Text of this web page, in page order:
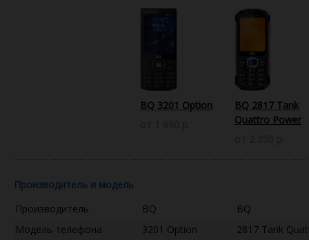
BQ 3201 Option
BQ 2817 Tank
Quattro Power
Производитель и модель
Производитель
BQ
BQ
Модель телефона
3201 Option
2817 Tank